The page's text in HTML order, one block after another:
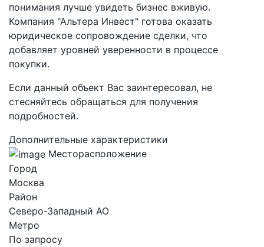
понимания лучше увидеть бизнес вживую.
Компания "Альтера Инвест" готова оказать
юридическое сопровождение сделки, что
добавляет уровней уверенности в процессе
покупки.
Если данный объект Вас заинтересовал, не
стесняйтесь обращаться для получения
подробностей.
Дополнительные характеристики
Месторасположение
Город
Москва
Район
Северо-Западный AO
Метро
По запросу